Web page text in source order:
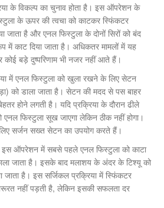
के विकल्प का चुनाव होता है। इस ऑपरेशन के
के ऊपर की त्वचा को काटकर स्फिंकटर
जाता है और एनल फिस्टुला के दोनों सिरों को बंद
काट दिया जाता है। अधिकतर मामलों में यह
बड़े दुष्परिणाम भी नजर नहीं आते हैं।
में एनल फिस्टुला को खुला रखने के लिए सेटन
को डाला जाता है। सेटन की मदद से पस बाहर
होने लगती है। यदि प्रक्रिया के दौरान ढीले
फिस्टुला सूख जाएगा लेकिन ठीक नहीं होगा।
सर्जन सख्त सेटन का उपयोग करते हैं।
इस ऑपरेशन में सबसे पहले एनल फिस्टुला को काटा
जाता है। इसके बाद मलाशय के अंदर के टिश्यू को
जाता है। इस सर्जिकल प्रक्रिया में स्फिंकटर
नहीं पड़ती है, लेकिन इसकी सफलता दर